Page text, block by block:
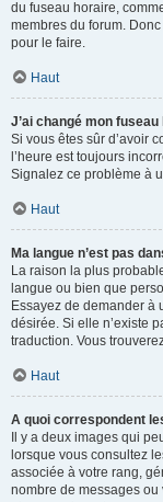
du fuseau horaire,
membres du forum.
pour le faire.
Haut
J’ai changé mon
Si vous êtes sûr d’avoir
l’heure est toujours
Signalez ce problème à
Haut
Ma langue n’est pas
La raison la plus
langue ou bien que
Essayez de demander à
désirée. Si elle n’existe
traduction. Vous
Haut
A quoi correspondent
Il y a deux images qui
lorsque vous consultez
associée à votre rang,
nombre de messages ou